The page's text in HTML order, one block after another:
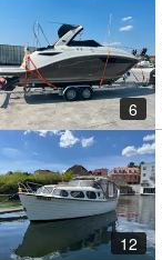
6
12